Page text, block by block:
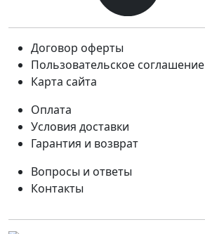
Договор оферты
Пользовательское соглашение
Карта сайта
Оплата
Условия доставки
Гарантия и возврат
Вопросы и ответы
Контакты